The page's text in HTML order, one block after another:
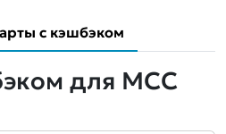
с кэшбэком
для MCC